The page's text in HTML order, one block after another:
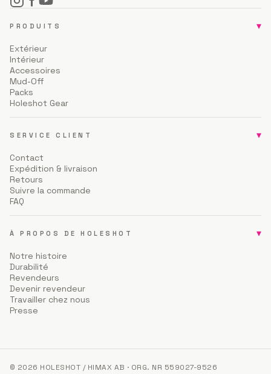
PRODUITS ▾
Extérieur
Intérieur
Accessoires
Mud-Off
Packs
Holeshot Gear
SERVICE CLIENT ▾
Contact
Expédition & livraison
Retours
Suivre la commande
FAQ
À PROPOS DE HOLESHOT ▾
Notre histoire
Durabilité
Revendeurs
Devenir revendeur
Travailler chez nous
Presse
© 2026 HOLESHOT / HIMAX AB · ORG. NR 559027-9526